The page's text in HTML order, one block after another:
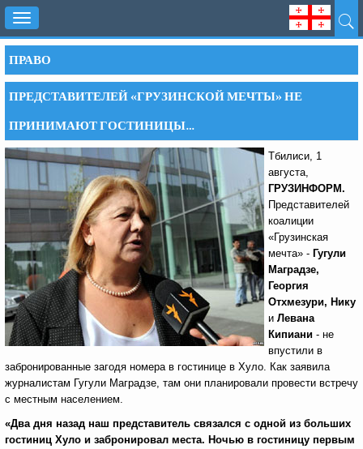
Toggle
navigation
ПРАВО
ПРЕДСТАВИТЕЛЕЙ «ГРУЗИНСКОЙ МЕЧТЫ» НЕ
ПРИНИМАЮТ ГОСТИНИЦЫ…
Тбилиси, 1
августа,
ГРУЗИНФОРМ.
Представителей
коалиции
«Грузинская
мечта» - Гугули
Маградзе,
Георгия
Отхмезури, Нику
и Левана
Кипиани - не
впустили в
забронированные загодя номера в гостинице в Хуло. Как заявила
журналистам Гугули Маградзе, там они планировали провести встречу
с местным населением.
«Два дня назад наш представитель связался с одной из больших
гостиниц Хуло и забронировал места. Ночью в гостиницу первым